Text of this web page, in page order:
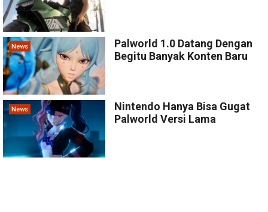
News
Palworld 1.0 Datang Dengan
Begitu Banyak Konten Baru
News
Nintendo Hanya Bisa Gugat
Palworld Versi Lama